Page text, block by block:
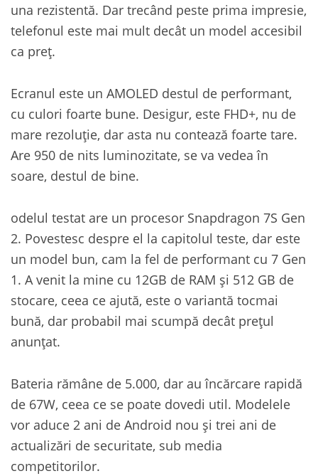
una rezistentă. Dar trecând peste prima impresie,
telefonul este mai mult decât un model accesibil
ca preț.
Ecranul este un AMOLED destul de performant,
cu culori foarte bune. Desigur, este FHD+, nu de
mare rezoluție, dar asta nu contează foarte tare.
Are 950 de nits luminozitate, se va vedea în
soare, destul de bine.
odelul testat are un procesor Snapdragon 7S Gen
2. Povestesc despre el la capitolul teste, dar este
un model bun, cam la fel de performant cu 7 Gen
1. A venit la mine cu 12GB de RAM și 512 GB de
stocare, ceea ce ajută, este o variantă tocmai
bună, dar probabil mai scumpă decât prețul
anunțat.
Bateria rămâne de 5.000, dar au încărcare rapidă
de 67W, ceea ce se poate dovedi util. Modelele
vor aduce 2 ani de Android nou și trei ani de
actualizări de securitate, sub media
competitorilor.